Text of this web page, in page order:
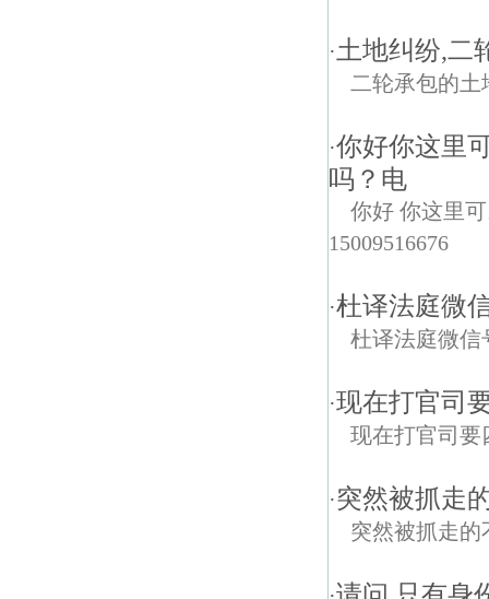
·土地纠纷,二
二轮承包的土
·你好你这里
吗？电
你好 你这里
15009516676
·杜译法庭微
杜译法庭微信
·现在打官司
现在打官司要
·突然被抓走
突然被抓走